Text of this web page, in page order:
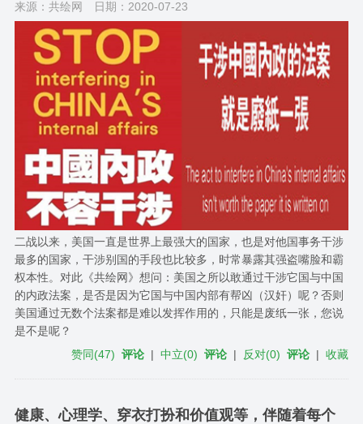
来源：共绘网 日期：2020-07-23
二战以来，美国一直是世界上最强大的国家，也是对他国事务干涉
最多的国家，干涉别国的手段也比较多，时常暴露其强盗嘴脸和霸
权本性。对此《共绘网》想问：美国之所以敢通过干涉它国与中国
的内政法案，是否是因为它国与中国内部有帮凶（汉奸）呢？否则
美国通过无数个法案都是难以发挥作用的，只能是废纸一张，您说
是不是呢？
赞同(47) 评论 |中立(0) 评论 | 反对(0) 评论 |收藏
健康、心理学、穿衣打扮和价值观等，伴随着每个